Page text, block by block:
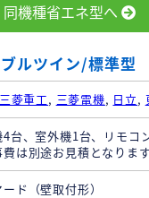
ルツイン/標準型
三菱重工, 三菱電機, 日立,
4台、室外機1台、リモコ
は別途お見積となります
ド（壁取付形）
同機種省エネ型へ